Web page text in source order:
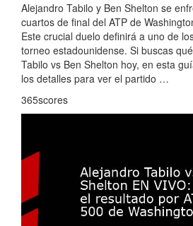
Alejandro Tabilo y Ben Shelton se
cuartos de final del ATP de
Este crucial duelo definirá a uno de
torneo estadounidense. Si buscas
Tabilo vs Ben Shelton hoy, en esta
los detalles para ver el partido …
365scores